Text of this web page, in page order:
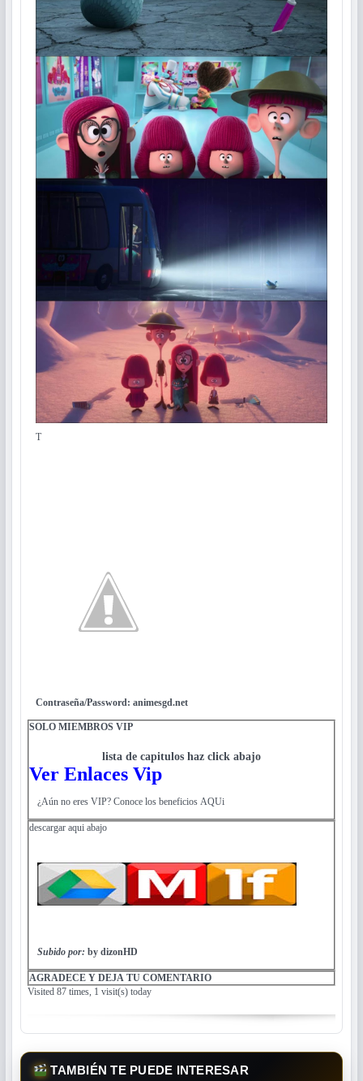
T
Contraseña/Password: animesgd.net
SOLO MIEMBROS VIP
lista de capitulos haz click abajo
Ver Enlaces Vip
¿Aún no eres VIP? Conoce los beneficios AQUi
descargar aqui abajo
Subido por: by dizonHD
AGRADECE Y DEJA TU COMENTARIO
Visited 87 times, 1 visit(s) today
TAMBIÉN TE PUEDE INTERESAR